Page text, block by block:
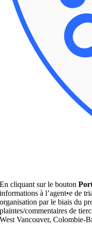
En cliquant sur le bouton
informations à l’agent•e de
organisation par le biais du
plaintes/commentaires de
West Vancouver, Colombie-